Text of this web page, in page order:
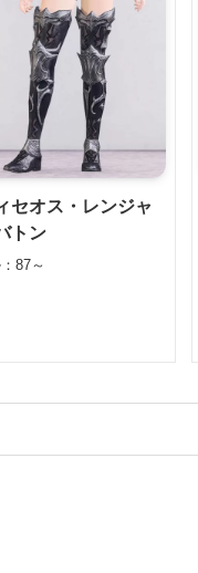
セオス・レンジャ
トン
87～